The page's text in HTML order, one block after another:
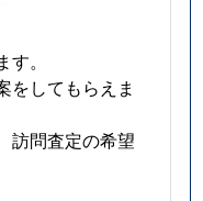
。
をしてもらえま
訪問査定の希望